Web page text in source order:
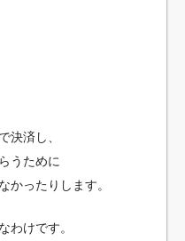
決済し、
うために
かったりします。
わけです。